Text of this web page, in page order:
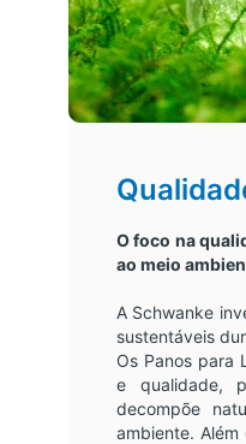
O foco na
ao meio
A Schwanke
sustentáveis
Os Panos para
e qualidade,
decompõe
ambiente.